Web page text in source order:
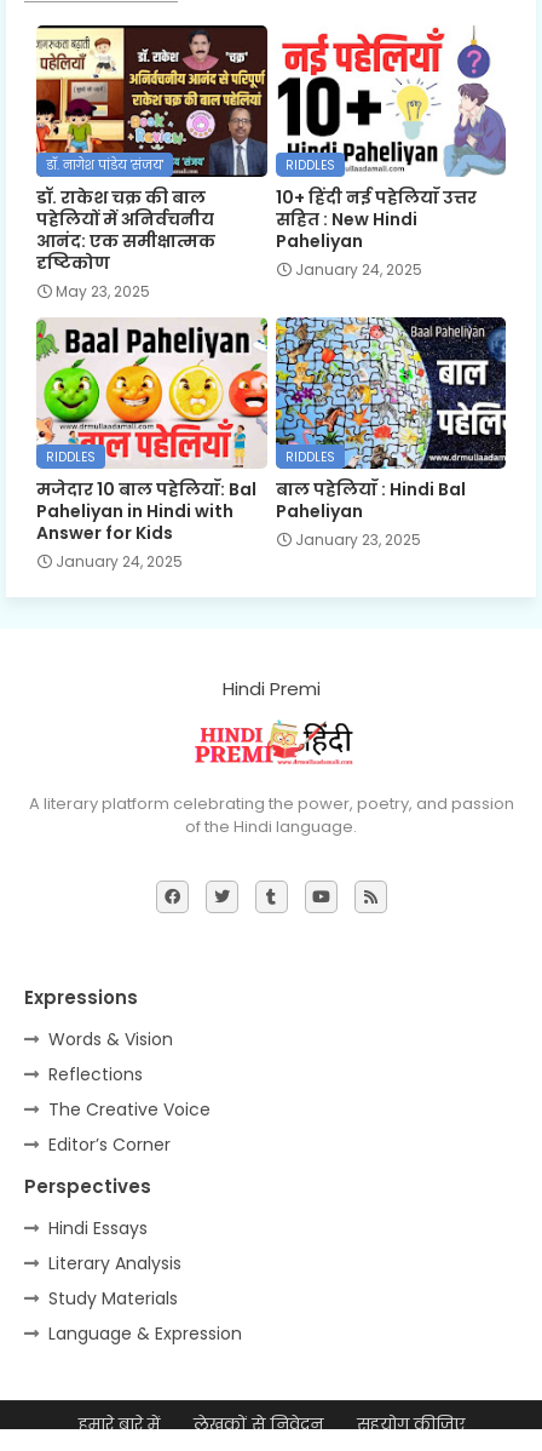
डॉ. नागेश पांडेय 'संजय'
डॉ. राकेश चक्र की बाल
पहेलियों में अनिर्वचनीय
आनंद: एक समीक्षात्मक
दृष्टिकोण
May 23, 2025
RIDDLES
10+ हिंदी नई पहेलियाँ उत्तर
सहित : New Hindi
Paheliyan
January 24, 2025
RIDDLES
मजेदार 10 बाल पहेलियाँ: Bal
Paheliyan in Hindi with
Answer for Kids
January 24, 2025
RIDDLES
बाल पहेलियाँ : Hindi Bal
Paheliyan
January 23, 2025
Hindi Premi
A literary platform celebrating the power, poetry, and passion
of the Hindi language.
Expressions
Words & Vision
Reflections
The Creative Voice
Editor’s Corner
Perspectives
Hindi Essays
Literary Analysis
Study Materials
Language & Expression
हमारे बारे में लेखकों से निवेदन
सहयोग कीजिए